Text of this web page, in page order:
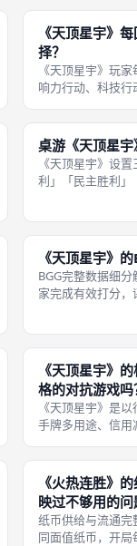
后可无成本持续
则：第一，免费
《天顶星宇》
择？
《天顶星宇》玩
响力行动、科技行
制，每回合仅能
类行动完整执行
桌游《天顶星宇
《天顶星宇》设
利」「民主胜利」
家在结算影响力
《天顶星宇》
BGG完整数据细
家完成有效打分，
略、短时长高重玩
《天顶星宇》
格的对抗游戏吗
《天顶星宇》是
手牌多用途、信用
游，所有胜负争
本作最标志性的
《火热连胜》
映过不够用的问
纸币供给与流通
同面值纸币，开